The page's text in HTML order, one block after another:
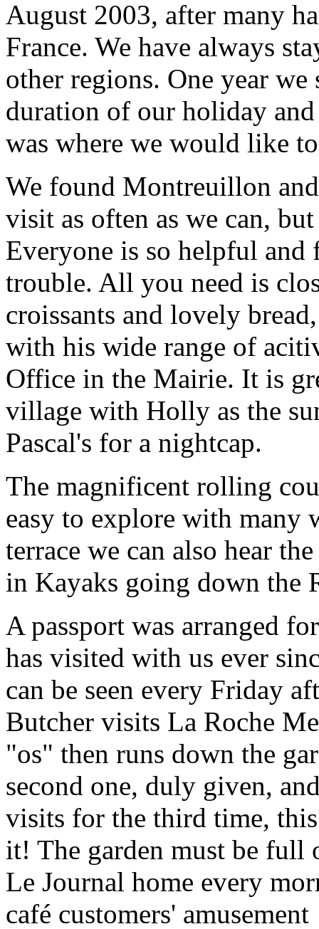
August 2003, after many
France. We have always
other regions. One year
duration of our holiday
was where we would like
We found Montreuillon
visit as often as we can,
Everyone is so helpful
trouble. All you need is
croissants and lovely
with his wide range of
Office in the Mairie. It is
village with Holly as the
Pascal's for a nightcap.
The magnificent rolling
easy to explore with many
terrace we can also hear
in Kayaks going down the
A passport was arranged
has visited with us ever
can be seen every Friday
Butcher visits La Roche
"os" then runs down the
second one, duly given,
visits for the third time,
it! The garden must be full
Le Journal home every
café customers' amusement